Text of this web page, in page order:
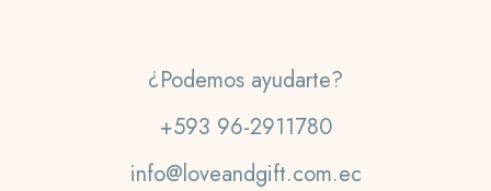
¿Podemos ayudarte?
+593 96-2911780
info@loveandgift.com.ec